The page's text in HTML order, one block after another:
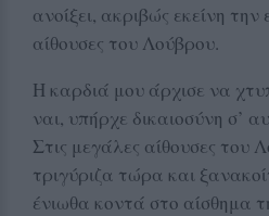
ανοίξει, ακριβώς εκείνη
αίθουσες του Λούβρου.
Η καρδιά μου άρχισε να
ναι, υπήρχε δικαιοσύνη σ’
Στις μεγάλες αίθουσες του
τριγύριζα τώρα και
ένιωθα κοντά στο αίσθημα